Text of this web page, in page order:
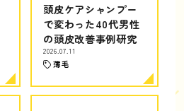
頭皮ケアシャンプー
で変わった40代男性
の頭皮改善事例研究
2026.07.11
薄毛